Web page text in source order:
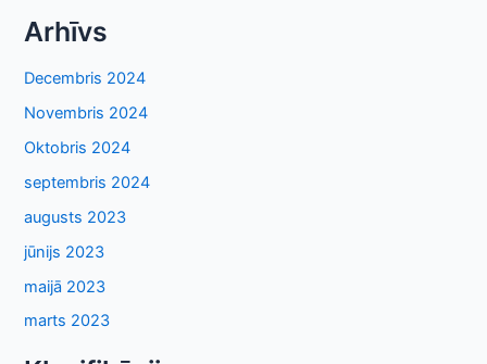
Arhīvs
Decembris 2024
Novembris 2024
Oktobris 2024
septembris 2024
augusts 2023
jūnijs 2023
maijā 2023
marts 2023